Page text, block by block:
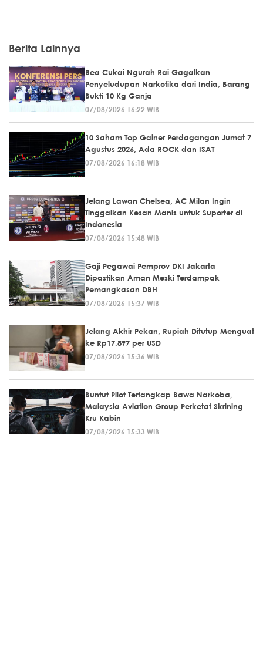
Berita Lainnya
Bea Cukai Ngurah Rai Gagalkan
Penyeludupan Narkotika dari India, Barang
Bukti 10 Kg Ganja
07/08/2026 16:22 WIB
10 Saham Top Gainer Perdagangan Jumat 7
Agustus 2026, Ada ROCK dan ISAT
07/08/2026 16:18 WIB
Jelang Lawan Chelsea, AC Milan Ingin
Tinggalkan Kesan Manis untuk Suporter di
Indonesia
07/08/2026 15:48 WIB
Gaji Pegawai Pemprov DKI Jakarta
Dipastikan Aman Meski Terdampak
Pemangkasan DBH
07/08/2026 15:37 WIB
Jelang Akhir Pekan, Rupiah Ditutup Menguat
ke Rp17.897 per USD
07/08/2026 15:36 WIB
Buntut Pilot Tertangkap Bawa Narkoba,
Malaysia Aviation Group Perketat Skrining
Kru Kabin
07/08/2026 15:33 WIB